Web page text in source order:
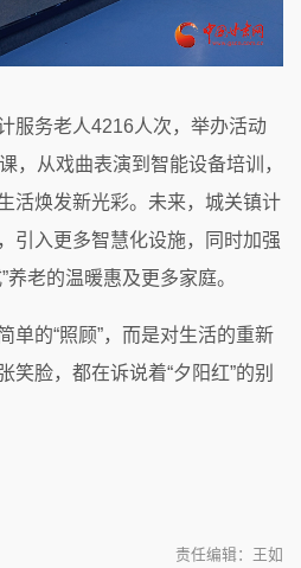
服务老人4216人次，举办活动
，从戏曲表演到智能设备培训，
活焕发新光彩。未来，城关镇计
引入更多智慧化设施，同时加强
老的温暖惠及更多家庭。
单的“照顾”，而是对生活的重新
笑脸，都在诉说着“夕阳红”的别
责任编辑：王如